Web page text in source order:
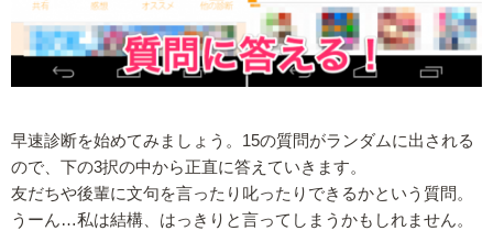
早速診断を始めてみましょう。15の質問がランダムに出される
ので、下の3択の中から正直に答えていきます。
友だちや後輩に文句を言ったり叱ったりできるかという質問。
うーん…私は結構、はっきりと言ってしまうかもしれません。